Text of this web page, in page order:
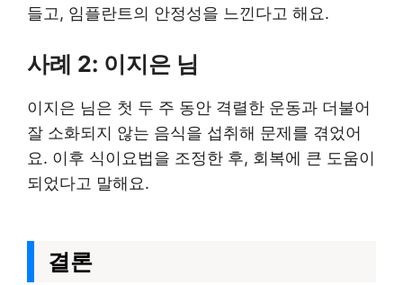
들고, 임플란트의 안정성을 느낀다고 해요.
사례 2: 이지은 님
이지은 님은 첫 두 주 동안 격렬한 운동과 더불어
잘 소화되지 않는 음식을 섭취해 문제를 겪었어
요. 이후 식이요법을 조정한 후, 회복에 큰 도움이
되었다고 말해요.
결론